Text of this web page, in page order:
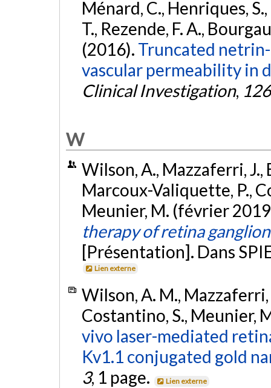
Ménard, C., Henriques,
T., Rezende, F. A.,
(2016). Truncated
vascular permeability in
Clinical Investigation, 126
W
Wilson, A., Mazzaferri, J.,
Marcoux-Valiquette, P.,
Meunier, M. (février
therapy of retina
[Présentation]. Dans
Lien externe
Wilson, A. M., Mazzaferri,
Costantino, S., Meunier,
vivo laser-mediated
Kv1.1 conjugated gold
3, 1 page. Lien externe